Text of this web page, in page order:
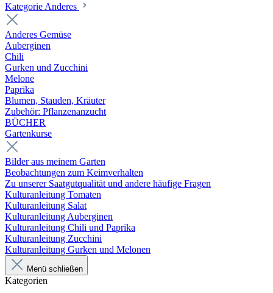
Kategorie Anderes
Anderes Gemüse
Auberginen
Chili
Gurken und Zucchini
Melone
Paprika
Blumen, Stauden, Kräuter
Zubehör: Pflanzenanzucht
BÜCHER
Gartenkurse
Bilder aus meinem Garten
Beobachtungen zum Keimverhalten
Zu unserer Saatgutqualität und andere häufige Fragen
Kulturanleitung Tomaten
Kulturanleitung Salat
Kulturanleitung Auberginen
Kulturanleitung Chili und Paprika
Kulturanleitung Zucchini
Kulturanleitung Gurken und Melonen
Menü schließen
Kategorien